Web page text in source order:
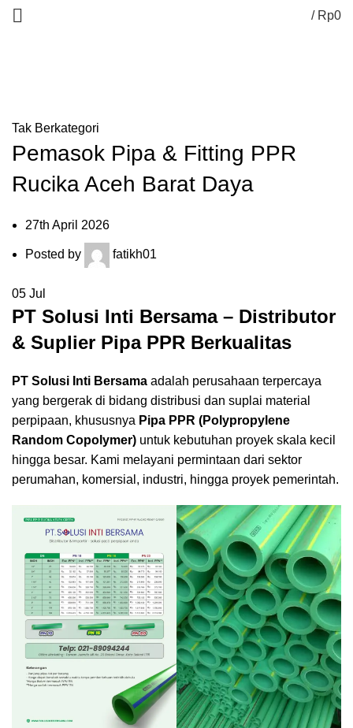
/ Rp0
Tak Berkategori
Pemasok Pipa & Fitting PPR
Rucika Aceh Barat Daya
27th April 2026
Posted by fatikh01
05 Jul
PT Solusi Inti Bersama – Distributor
& Suplier Pipa PPR Berkualitas
PT Solusi Inti Bersama adalah perusahaan terpercaya
yang bergerak di bidang distribusi dan suplai material
perpipaan, khususnya Pipa PPR (Polypropylene
Random Copolymer) untuk kebutuhan proyek skala kecil
hingga besar. Kami melayani permintaan dari sektor
perumahan, komersial, industri, hingga proyek pemerintah.